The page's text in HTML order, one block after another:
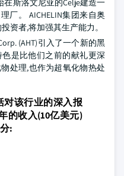
在斯洛文尼亚的Celje建造一
厂。 AICHELIN集团来自奥
资者,将加强其生产能力。
(AHT)引入了一个新的黑
是比他们之前的献礼更深
处理,也作为超氧化物热处
对该行业的深入报
的收入(10亿美元)
: